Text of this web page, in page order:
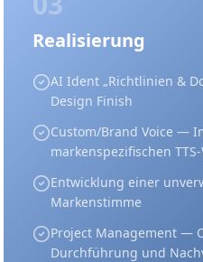
Realisierung
AI Ident „Richtlinien &
Design Finish
Custom/Brand Voice —
markenspezifischen TTS-
Entwicklung einer
Markenstimme
Project Management —
Durchführung und